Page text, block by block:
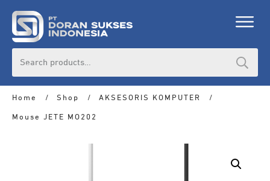
Home / Shop / AKSESORIS KOMPUTER /
Mouse JETE MO202